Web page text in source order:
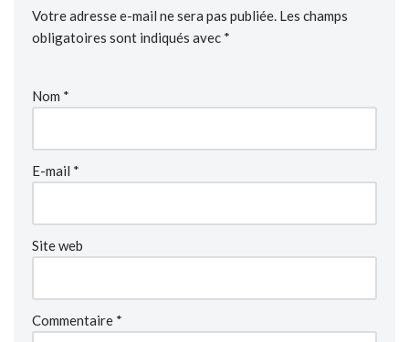
Votre adresse e-mail ne sera pas publiée. Les champs
obligatoires sont indiqués avec *
Nom *
E-mail *
Site web
Commentaire *